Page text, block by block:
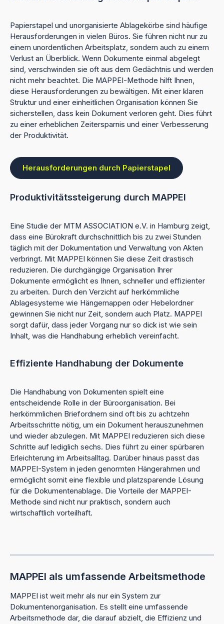
Papierstapel und unorganisierte Ablagekörbe sind häufige
Herausforderungen in vielen Büros. Sie führen nicht nur zu
einem unordentlichen Arbeitsplatz, sondern auch zu einem
Verlust an Überblick. Wenn Dokumente einmal abgelegt
sind, verschwinden sie oft aus dem Gedächtnis und werden
nicht mehr beachtet. Die MAPPEI-Methode hilft Ihnen,
diese Herausforderungen zu bewältigen. Mit einer klaren
Struktur und einer einheitlichen Organisation können Sie
sicherstellen, dass kein Dokument verloren geht. Dies führt
zu einer erheblichen Zeitersparnis und einer Verbesserung
der Produktivität.
Herausforderungen durch Papierstapel
Produktivitätssteigerung durch MAPPEI
Eine Studie der MTM ASSOCIATION e.V. in Hamburg zeigt,
dass eine Bürokraft durchschnittlich bis zu zwei Stunden
täglich mit der Dokumentation und Verwaltung von Akten
verbringt. Mit MAPPEI können Sie diese Zeit drastisch
reduzieren. Die durchgängige Organisation Ihrer
Dokumente ermöglicht es Ihnen, schneller und effizienter
zu arbeiten. Durch den Verzicht auf herkömmliche
Ablagesysteme wie Hängemappen oder Hebelordner
gewinnen Sie nicht nur Zeit, sondern auch Platz. MAPPEI
sorgt dafür, dass jeder Vorgang nur so dick ist wie sein
Inhalt, was die Handhabung erheblich vereinfacht.
Effiziente Handhabung der Dokumente
Die Handhabung von Dokumenten spielt eine
entscheidende Rolle in der Büroorganisation. Bei
herkömmlichen Briefordnern sind oft bis zu achtzehn
Arbeitsschritte nötig, um ein Dokument herauszunehmen
und wieder abzulegen. Mit MAPPEI reduzieren sich diese
Schritte auf lediglich sechs. Dies führt zu einer spürbaren
Erleichterung im Arbeitsalltag. Darüber hinaus passt das
MAPPEI-System in jeden genormten Hängerahmen und
ermöglicht somit eine flexible und platzsparende Lösung
für die Dokumentenablage. Die Vorteile der MAPPEI-
Methode sind nicht nur praktisch, sondern auch
wirtschaftlich vorteilhaft.
MAPPEI als umfassende Arbeitsmethode
MAPPEI ist weit mehr als nur ein System zur
Dokumentenorganisation. Es stellt eine umfassende
Arbeitsmethode dar, die darauf abzielt, die Effizienz und